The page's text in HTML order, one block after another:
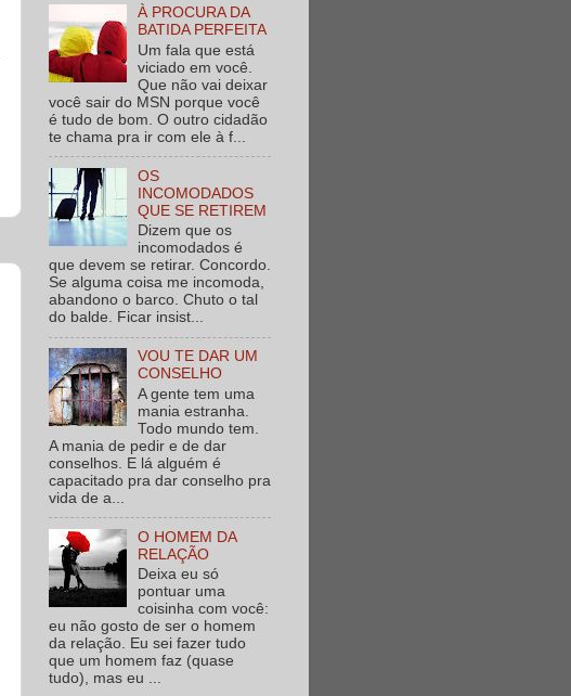
À PROCURA DA
BATIDA PERFEITA
Um fala que está
viciado em você.
Que não vai deixar
você sair do MSN porque você
é tudo de bom. O outro cidadão
te chama pra ir com ele à f...
OS
INCOMODADOS
QUE SE RETIREM
Dizem que os
incomodados é
que devem se retirar. Concordo.
Se alguma coisa me incomoda,
abandono o barco. Chuto o tal
do balde. Ficar insist...
VOU TE DAR UM
CONSELHO
A gente tem uma
mania estranha.
Todo mundo tem.
A mania de pedir e de dar
conselhos. E lá alguém é
capacitado pra dar conselho pra
vida de a...
O HOMEM DA
RELAÇÃO
Deixa eu só
pontuar uma
coisinha com você:
eu não gosto de ser o homem
da relação. Eu sei fazer tudo
que um homem faz (quase
tudo), mas eu ...